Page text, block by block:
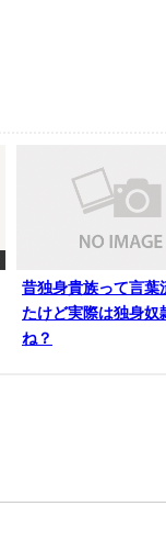
昔独身貴族って言葉
たけど実際は独身奴
ね？